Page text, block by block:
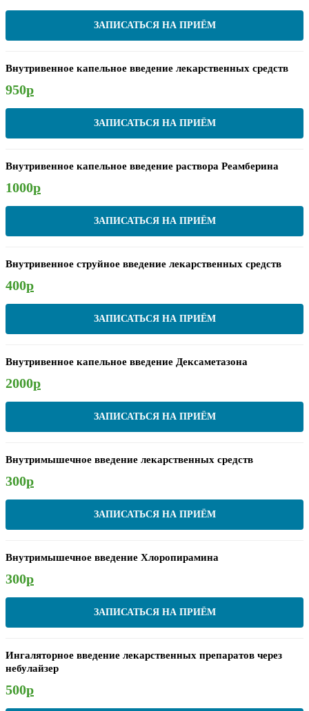
ЗАПИСАТЬСЯ НА ПРИЁМ
Внутривенное капельное введение лекарственных средств
950р
ЗАПИСАТЬСЯ НА ПРИЁМ
Внутривенное капельное введение раствора Реамберина
1000р
ЗАПИСАТЬСЯ НА ПРИЁМ
Внутривенное струйное введение лекарственных средств
400р
ЗАПИСАТЬСЯ НА ПРИЁМ
Внутривенное капельное введение Дексаметазона
2000р
ЗАПИСАТЬСЯ НА ПРИЁМ
Внутримышечное введение лекарственных средств
300р
ЗАПИСАТЬСЯ НА ПРИЁМ
Внутримышечное введение Хлоропирамина
300р
ЗАПИСАТЬСЯ НА ПРИЁМ
Ингаляторное введение лекарственных препаратов через
небулайзер
500р